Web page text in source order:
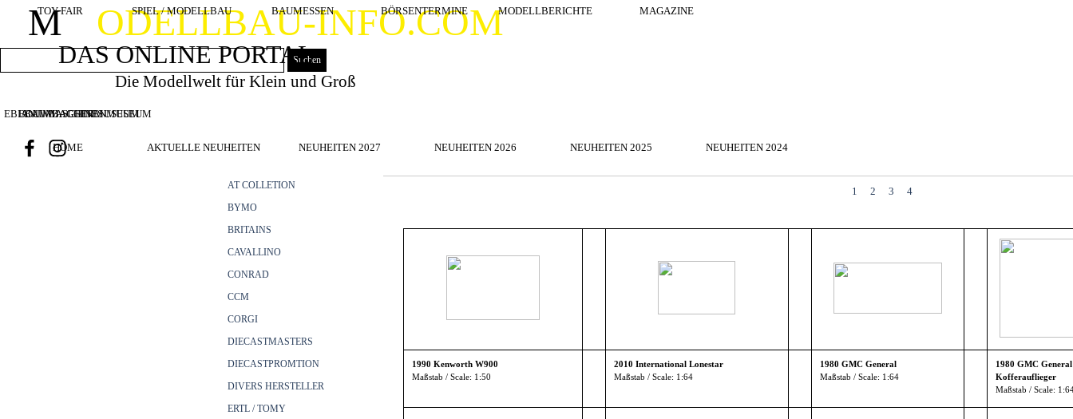
Direkt zum SeiteninhaltODELLBAU-INFO.COM
M
TOY FAIR SPIEL / MODELLBAU BAUMESSEN BÖRSENTERMINE ▼
MODELLBERICHTE MAGAZINE
DAS ONLINE PORTAL
Suchen
Die Modellwelt für Klein und Groß
BOUWMACHINES
BAUMASCHINENMUSEUM
EBIANUMBAGGERMUSEUM
HOME AKTUELLE NEUHEITEN NEUHEITEN 2027 ▼
NEUHEITEN 2026 ▼
NEUHEITEN 2025 ▼
NEUHEITEN 2024
AT COLLETION
BYMO
BRITAINS
CAVALLINO
CONRAD
CCM
CORGI
DIECASTMASTERS
DIECASTPROMTION
DIVERS HERSTELLER
ERTL / TOMY
1 2 3 4
1990 Kenworth W900
Maßstab / Scale: 1:50
2010 International Lonestar
Maßstab / Scale: 1:64
1980 GMC General
Maßstab / Scale: 1:64
1980 GMC
Kofferauflieger
Maßstab / Scale: